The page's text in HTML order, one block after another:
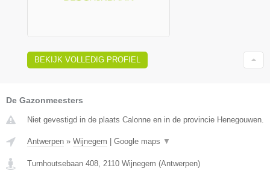
BEKIJK VOLLEDIG PROFIEL
De Gazonmeesters
Niet gevestigd in de plaats Calonne en in de provincie Henegouwen.
Antwerpen » Wijnegem Google maps ▼
Turnhoutsebaan 408 2110 Wijnegem (Antwerpen)